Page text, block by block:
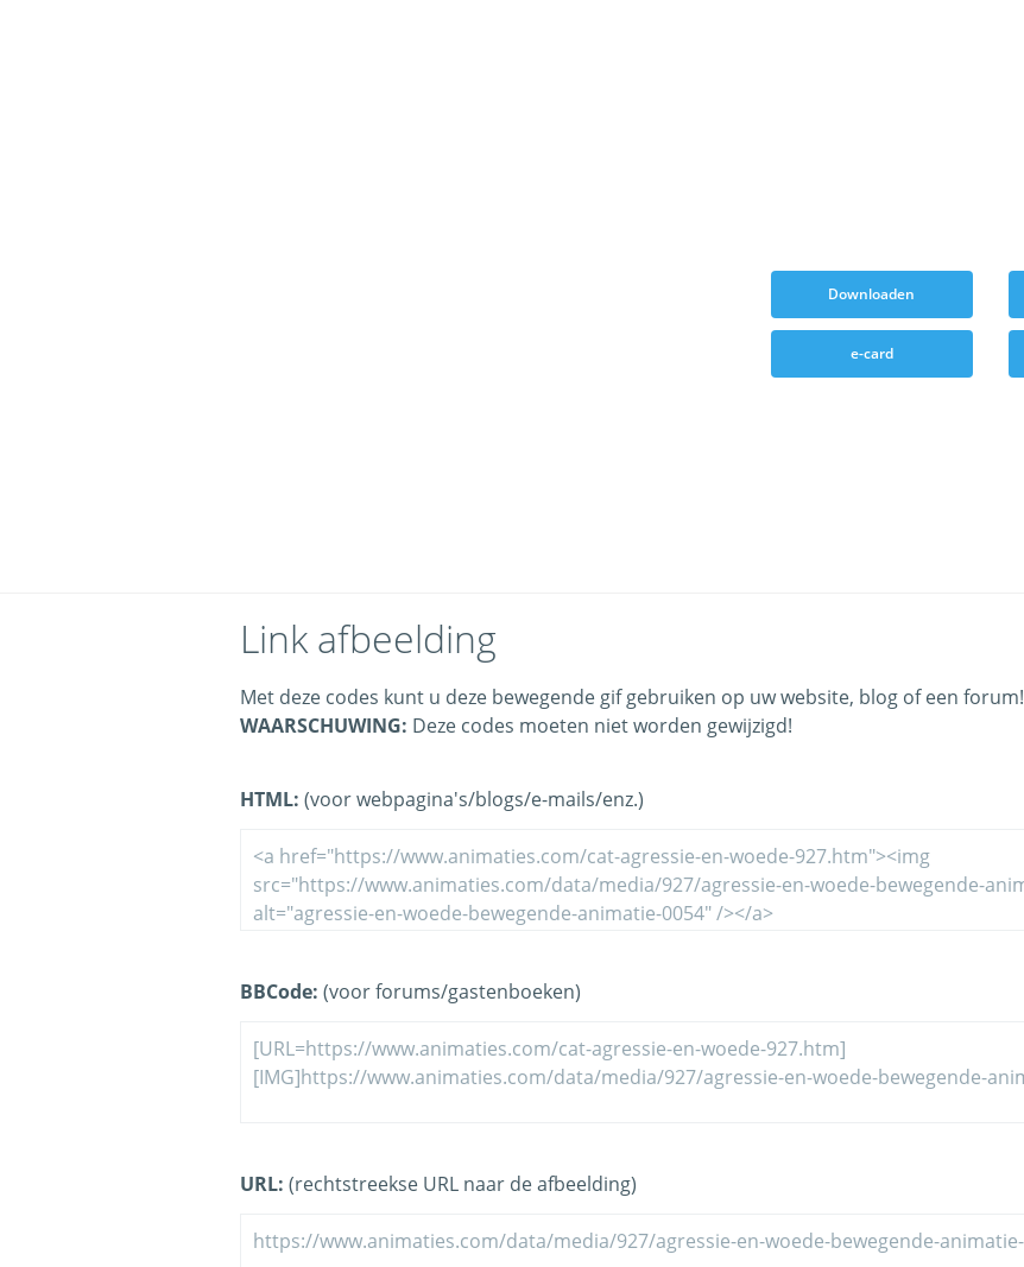
Downloaden
e-card
Link afbeelding
Met deze codes kunt u deze bewegende gif gebruiken op uw website, blog of een forum!
WAARSCHUWING: Deze codes moeten niet worden gewijzigd!
HTML: (voor webpagina's/blogs/e-mails/enz.)
BBCode: (voor forums/gastenboeken)
URL: (rechtstreekse URL naar de afbeelding)